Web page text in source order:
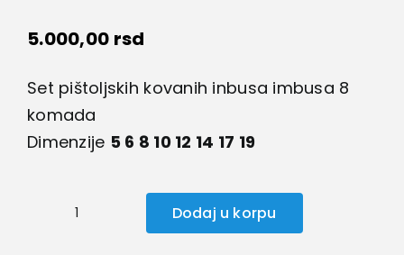
5.000,00 rsd
Set pištoljskih kovanih inbusa imbusa 8
komada
Dimenzije 5 6 8 10 12 14 17 19
Dodaj u korpu